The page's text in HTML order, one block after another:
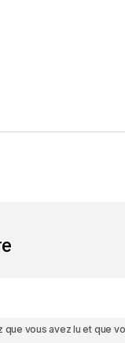
que vous avez lu et que